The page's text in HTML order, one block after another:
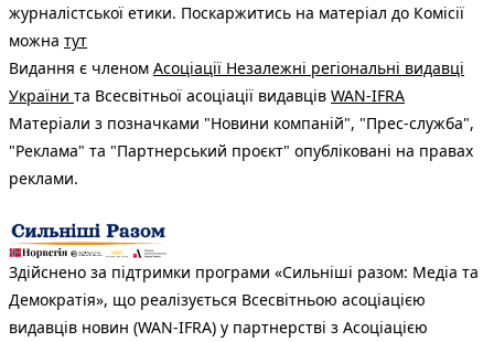
журналістської етики. Поскаржитись на матеріал до Комісії
можна тут
Видання є членом Асоціації Незалежні регіональні видавці
України та Всесвітньої асоціації видавців WAN-IFRA
Матеріали з позначками "Новини компаній", "Прес-служба",
"Реклама" та "Партнерський проєкт" опубліковані на правах
реклами.
Здійснено за підтримки програми «Сильніші разом: Медіа та
Демократія», що реалізується Всесвітньою асоціацією
видавців новин (WAN-IFRA) у партнерстві з Асоціацією